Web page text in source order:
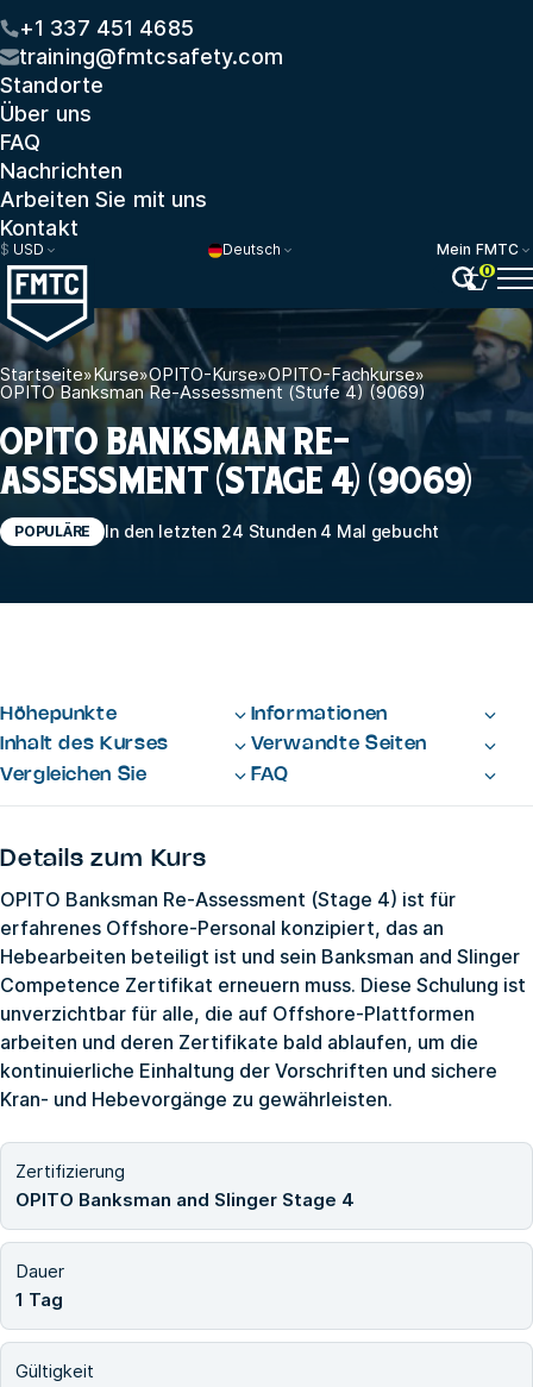
+1 337 451 4685
training@fmtcsafety.com
Standorte
Über uns
FAQ
Nachrichten
Arbeiten Sie mit uns
Kontakt
$ USD Deutsch
Mein FMTC
0
Startseite»Kurse»OPITO-Kurse»OPITO-Fachkurse»
OPITO Banksman Re-Assessment (Stufe 4) (9069)
OPITO BANKSMAN RE-
ASSESSMENT (STAGE 4) (9069)
POPULÄRE In den letzten 24 Stunden 4 Mal gebucht
Höhepunkte
Informationen
Inhalt des Kurses
Verwandte Seiten
Vergleichen Sie
FAQ
Details zum Kurs
OPITO Banksman Re-Assessment (Stage 4) ist für
erfahrenes Offshore-Personal konzipiert, das an
Hebearbeiten beteiligt ist und sein Banksman and Slinger
Competence Zertifikat erneuern muss. Diese Schulung ist
unverzichtbar für alle, die auf Offshore-Plattformen
arbeiten und deren Zertifikate bald ablaufen, um die
kontinuierliche Einhaltung der Vorschriften und sichere
Kran- und Hebevorgänge zu gewährleisten.
Zertifizierung
OPITO Banksman and Slinger Stage 4
Dauer
1 Tag
Gültigkeit